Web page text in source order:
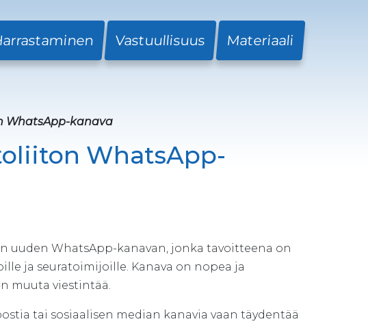
Vastuullisuus Materiaali
WhatsApp-kanava
WhatsApp-
WhatsApp-kanavan, jonka tavoitteena on
ja seuratoimijoille. Kanava on nopea ja
muuta viestintää.
tai sosiaalisen median kanavia vaan täydentää